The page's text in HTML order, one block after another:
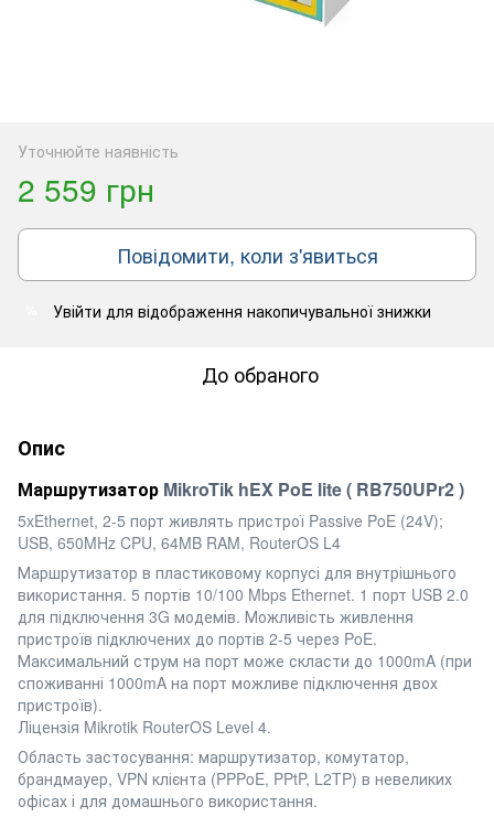
Уточнюйте наявність
2 559 грн
Повідомити, коли з'явиться
Увійти для відображення накопичувальної знижки
До обраного
Опис
Маршрутизатор MikroTik hEX PoE lite( RB750UPr2 )
5xEthernet, 2-5 порт живлять пристрої Passive PoE (24V);
USB, 650MHz CPU, 64MB RAM, RouterOS L4
Маршрутизатор в пластиковому корпусі для внутрішнього
використання. 5 портів 10/100 Mbps Ethernet. 1 порт USB 2.0
для підключення 3G модемів. Можливість живлення
пристроїв підключених до портів 2-5 через PoE.
Максимальний струм на порт може скласти до 1000mA (при
споживанні 1000mA на порт можливе підключення двох
пристроїв).
Ліцензія Mikrotik RouterOS Level 4.
Область застосування: маршрутизатор, комутатор,
брандмауер, VPN клієнта (PPPoE, PPtP, L2TP) в невеликих
офісах і для домашнього використання.